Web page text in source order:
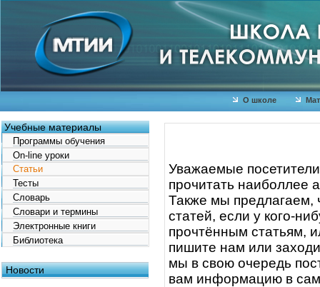
О школе
Учебные материалы
Программы обучения
On-line уроки
Статьи
Тесты
Словарь
Словари и термины
Электронные книги
Библиотека
Новости
Уважаемые
прочитать наиболлее
Также мы предлагаем,
статей, если у кого-
прочтённым статьям,
пишите нам или
мы в свою очередь
вам информацию в